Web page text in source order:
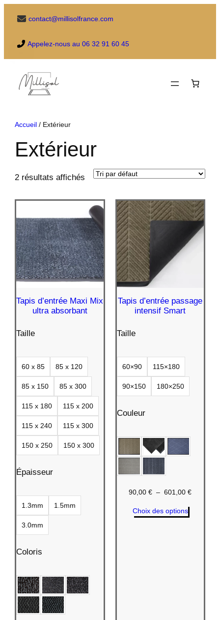
contact@millisolfrance.com
Appelez-nous au 06 32 91 60 45
Accueil/ Extérieur
Extérieur
2 résultats affichés
Tapis d’entrée Maxi Mix
ultra absorbant
Taille
60 x 85 85 x 120
85 x 150 85 x 300
115 x 180 115 x 200
115 x 240 115 x 300
150 x 250 150 x 300
Épaisseur
1.3mm 1.5mm
3.0mm
Coloris
Tapis d’entrée passage
intensif Smart
Taille
60×90 115×180
90×150 180×250
Couleur
90,00€ – 601,00€Plage
Choix des options